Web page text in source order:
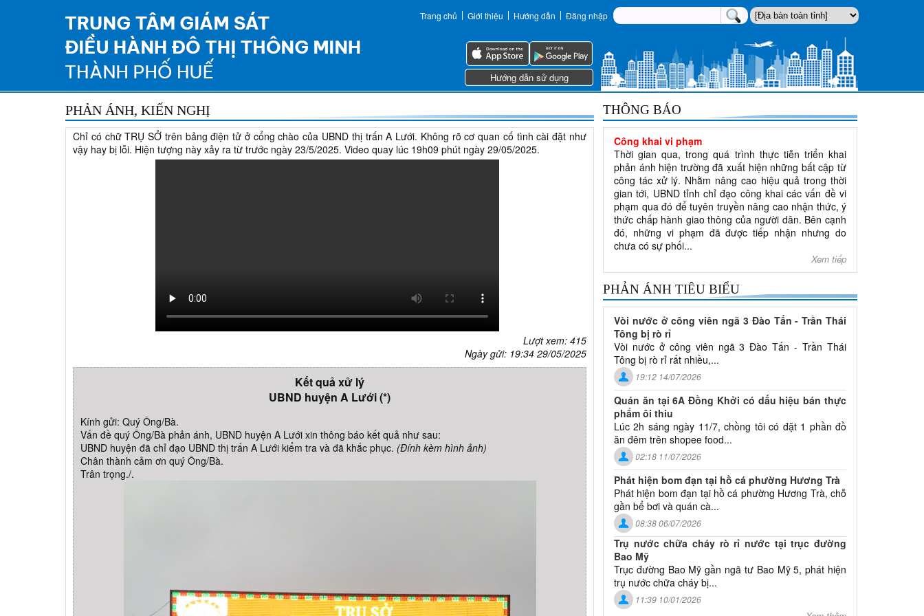
Trang chủ Giới thiệu Hướng dẫn Đăng nhập
Hướng dẫn sử dụng
PHẢN ÁNH, KIẾN NGHỊ
Chỉ có chữ TRỤ SỞ trên bảng điện tử ở cổng chào của UBND thị trấn A Lưới. Không rõ cơ quan cố tình cài đặt như
vậy hay bị lỗi. Hiện tượng này xảy ra từ trước ngày 23/5/2025. Video quay lúc 19h09 phút ngày 29/05/2025.
Lượt xem: 415
Ngày gửi: 19:34 29/05/2025
Kết quả xử lý
UBND huyện A Lưới (*)
Kính gửi: Quý Ông/Bà.
Vấn đề quý Ông/Bà phản ánh, UBND huyện A Lưới xin thông báo kết quả như sau:
UBND huyện đã chỉ đạo UBND thị trấn A Lưới kiểm tra và đã khắc phục. (Đính kèm hình ảnh)
Chân thành cảm ơn quý Ông/Bà.
Trân trọng./.
THÔNG BÁO
Công khai vi phạm
Thời gian qua, trong quá trình thực tiễn triển khai
phản ánh hiện trường đã xuất hiện những bất cập từ
công tác xử lý. Nhằm nâng cao hiệu quả trong thời
gian tới, UBND tỉnh chỉ đạo công khai các vấn đề vi
phạm qua đó để tuyên truyền nâng cao nhận thức, ý
thức chấp hành giao thông của người dân. Bên cạnh
đó, những vi phạm đã được tiếp nhận nhưng do
chưa có sự phối...
Xem tiếp
PHẢN ÁNH TIÊU BIỂU
Vòi nước ở công viên ngã 3 Đào Tấn - Trần Thái
Tông bị rò rỉ
Vòi nước ở công viên ngã 3 Đào Tấn - Trần Thái
Tông bị rò rỉ rất nhiều,...
19:12 14/07/2026
Quán ăn tại 6A Đồng Khởi có dấu hiệu bán thực
phẩm ôi thiu
Lúc 2h sáng ngày 11/7, chồng tôi có đặt 1 phần đồ
ăn đêm trên shopee food...
02:18 11/07/2026
Phát hiện bom đạn tại hồ cá phường Hương Trà
Phát hiện bom đạn tại hồ cá phường Hương Trà, chỗ
gần bể bơi và quán cà...
08:38 06/07/2026
Trụ nước chữa cháy rò rỉ nước tại trục đường
Bao Mỹ
Trục đường Bao Mỹ gần ngã tư Bao Mỹ 5, phát hiện
trụ nước chữa cháy bị...
11:39 10/01/2026